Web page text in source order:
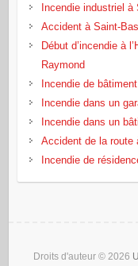
Incendie industriel à
Accident à Saint-
Début d’incendie à
Raymond
Incendie de
Incendie dans un
Incendie dans un
Accident de la route
Incendie de
Droits d'auteur © 2026